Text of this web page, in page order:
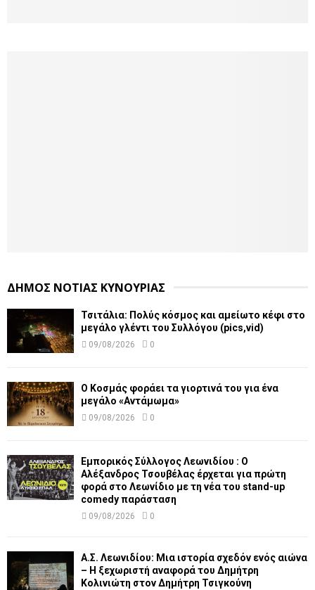
ΔΗΜΟΣ ΝΟΤΙΑΣ ΚΥΝΟΥΡΙΑΣ
Τσιτάλια: Πολύς κόσμος και αμείωτο κέφι στο
μεγάλο γλέντι του Συλλόγου (pics,vid)
09/08/2026 0
Ο Κοσμάς φοράει τα γιορτινά του για ένα
μεγάλο «Αντάμωμα»
09/08/2026 0
Εμπορικός Σύλλογος Λεωνιδίου : Ο
Αλέξανδρος Τσουβέλας έρχεται για πρώτη
φορά στο Λεωνίδιο με τη νέα του stand-up
comedy παράσταση
09/08/2026 0
Α.Σ. Λεωνιδίου: Μια ιστορία σχεδόν ενός αιώνα
– Η ξεχωριστή αναφορά του Δημήτρη
Κολινιώτη στον Δημήτρη Τσιγκούνη